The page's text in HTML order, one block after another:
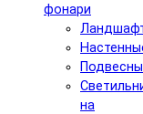
фонари
на